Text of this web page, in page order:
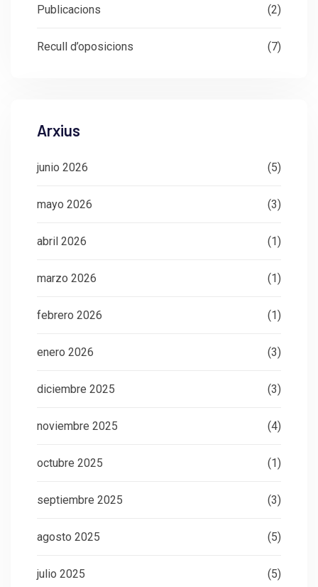
Publicacions (2)
Recull d’oposicions (7)
Arxius
junio 2026 (5)
mayo 2026 (3)
abril 2026 (1)
marzo 2026 (1)
febrero 2026 (1)
enero 2026 (3)
diciembre 2025 (3)
noviembre 2025 (4)
octubre 2025 (1)
septiembre 2025 (3)
agosto 2025 (5)
julio 2025 (5)